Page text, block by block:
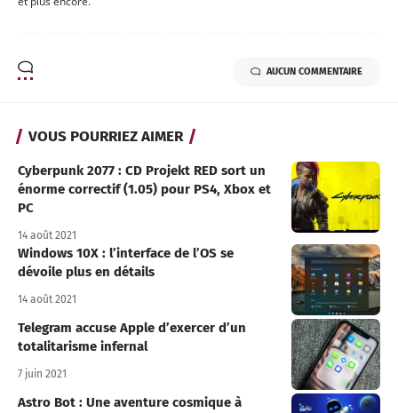
AUCUN COMMENTAIRE
VOUS POURRIEZ AIMER
Cyberpunk 2077 : CD Projekt RED sort un
énorme correctif (1.05) pour PS4, Xbox et
PC
14 août 2021
Windows 10X : l’interface de l’OS se
dévoile plus en détails
14 août 2021
Telegram accuse Apple d’exercer d’un
totalitarisme infernal
7 juin 2021
Astro Bot : Une aventure cosmique à